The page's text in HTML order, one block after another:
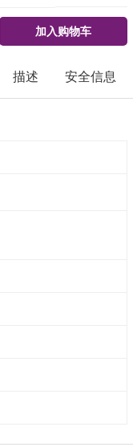
加入购物车
描述 安全信息